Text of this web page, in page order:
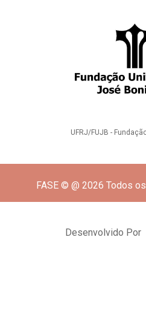
UFRJ/FUJB -
FASE © @ 2026 Todos
Desenvolvido Por